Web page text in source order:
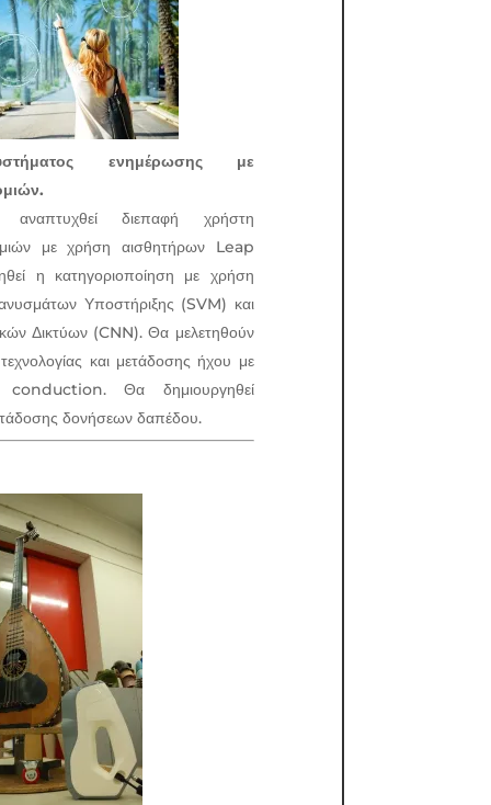
ενημέρωσης με
διεπαφή χρήστη
με χρήση αισθητήρων Leap
η κατηγοριοποίηση με χρήση
Υποστήριξης (SVM) και
Δικτύων (CNN). Θα μελετηθούν
και μετάδοσης ήχου με
Θα δημιουργηθεί
δονήσεων δαπέδου.